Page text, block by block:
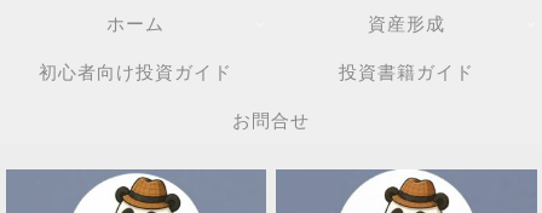
ホーム 資産形成
初心者向け投資ガイド 投資書籍ガイド
お問合せ